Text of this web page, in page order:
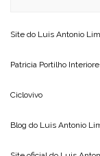
Site do Luis Antonio
Patricia Portilho
Ciclovivo
Blog do Luis Antonio